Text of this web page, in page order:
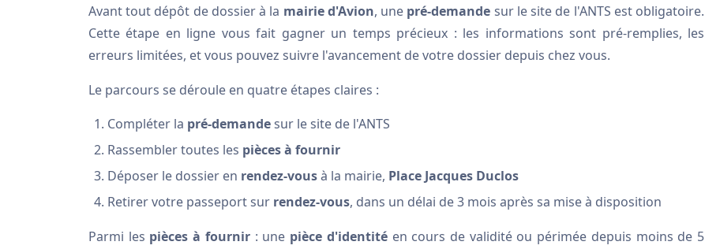
Avant tout dépôt de dossier à la mairie d'Avion, une pré-demande sur le site de l'ANTS est obligatoire.
Cette étape en ligne vous fait gagner un temps précieux : les informations sont pré-remplies, les
erreurs limitées, et vous pouvez suivre l'avancement de votre dossier depuis chez vous.
Le parcours se déroule en quatre étapes claires :
Compléter la pré-demandesur le site de l'ANTS
Rassembler toutes les pièces à fournir
Déposer le dossier en rendez-vousà la mairie, Place Jacques Duclos
Retirer votre passeport sur rendez-vous, dans un délai de 3 mois après sa mise à disposition
Parmi les pièces à fournir: une pièce d'identitéen cours de validité ou périmée depuis moins de 5